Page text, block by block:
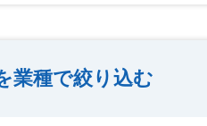
業種で絞り込む